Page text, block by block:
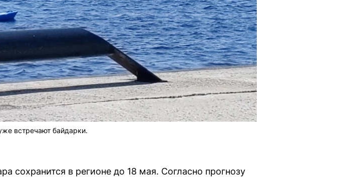
встречают байдарки.
сохранится в регионе до 18 мая. Согласно прогнозу